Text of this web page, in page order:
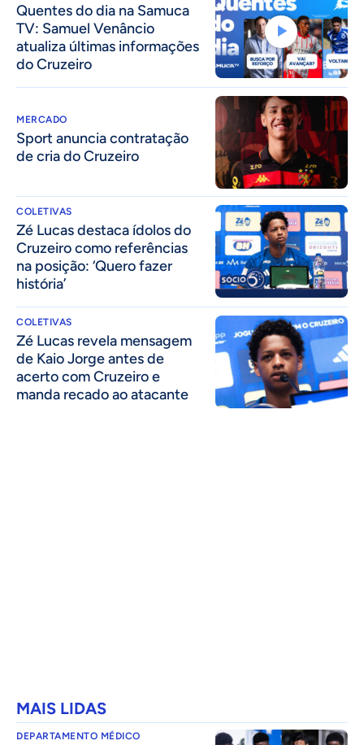
Quentes do dia na Samuca
TV: Samuel Venâncio
atualiza últimas informações
do Cruzeiro
MERCADO
Sport anuncia contratação
de cria do Cruzeiro
COLETIVAS
Zé Lucas destaca ídolos do
Cruzeiro como referências
na posição: ‘Quero fazer
história’
COLETIVAS
Zé Lucas revela mensagem
de Kaio Jorge antes de
acerto com Cruzeiro e
manda recado ao atacante
MAIS LIDAS
DEPARTAMENTO MÉDICO